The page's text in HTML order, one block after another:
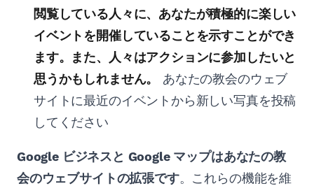
閲覧している人々に、あなたが積極的に楽しい
イベントを開催していることを示すことができ
ます。また、人々はアクションに参加したいと
思うかもしれません。
あなたの教会のウェブ
サイトに最近のイベントから新しい写真を投稿
してください
Google ビジネスと Google マップはあなたの教
会のウェブサイトの拡張です。これらの機能を維